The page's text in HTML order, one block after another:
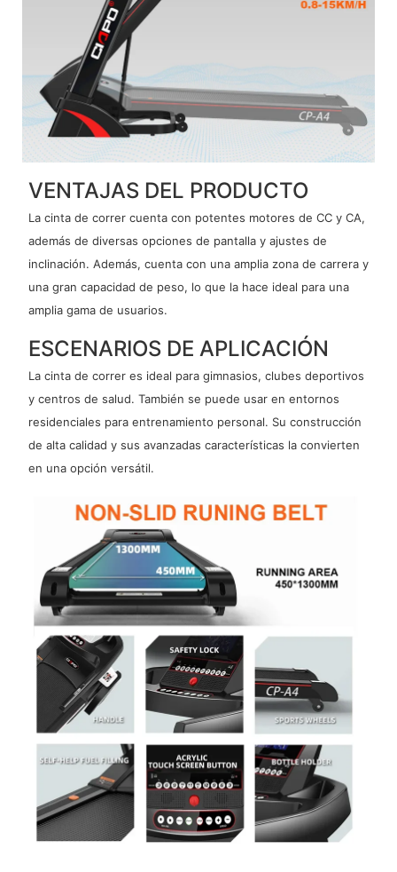
VENTAJAS DEL PRODUCTO
La cinta de correr cuenta con potentes motores de CC y CA,
además de diversas opciones de pantalla y ajustes de
inclinación. Además, cuenta con una amplia zona de carrera y
una gran capacidad de peso, lo que la hace ideal para una
amplia gama de usuarios.
ESCENARIOS DE APLICACIÓN
La cinta de correr es ideal para gimnasios, clubes deportivos
y centros de salud. También se puede usar en entornos
residenciales para entrenamiento personal. Su construcción
de alta calidad y sus avanzadas características la convierten
en una opción versátil.